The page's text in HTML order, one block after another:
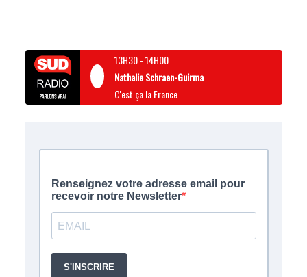
13H30-14H00
Nathalie Schraen-Guirma
C'est ça la France